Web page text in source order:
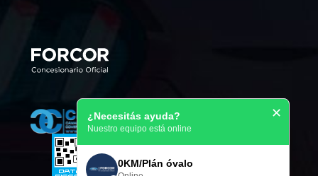
¿Necesitás ayuda?
Nuestro equipo está online
✕
0KM/Plán óvalo